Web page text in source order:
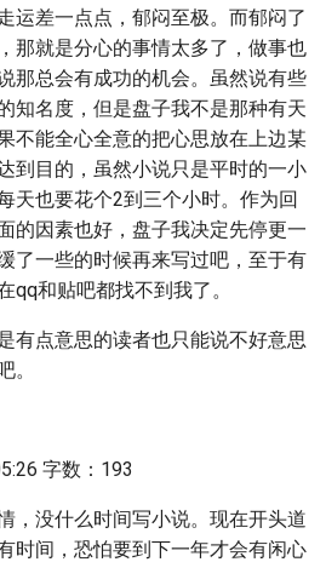
运差一点点，郁闷至极。而郁闷了
那就是分心的事情太多了，做事也
那总会有成功的机会。虽然说有些
知名度，但是盘子我不是那种有天
不能全心全意的把心思放在上边某
到目的，虽然小说只是平时的一小
天也要花个2到三个小时。作为回
的因素也好，盘子我决定先停更一
了一些的时候再来写过吧，至于有
qq和贴吧都找不到我了。
有点意思的读者也只能说不好意思
。
字数：193
，没什么时间写小说。现在开头道
时间，恐怕要到下一年才会有闲心